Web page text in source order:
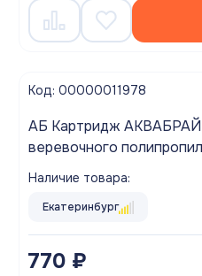
Код: 00000011978
АБ Картридж АКВАБРАЙТ ВП-5М-20 ББ из
веревочного
Наличие товара:
Екатеринбург
770 ₽